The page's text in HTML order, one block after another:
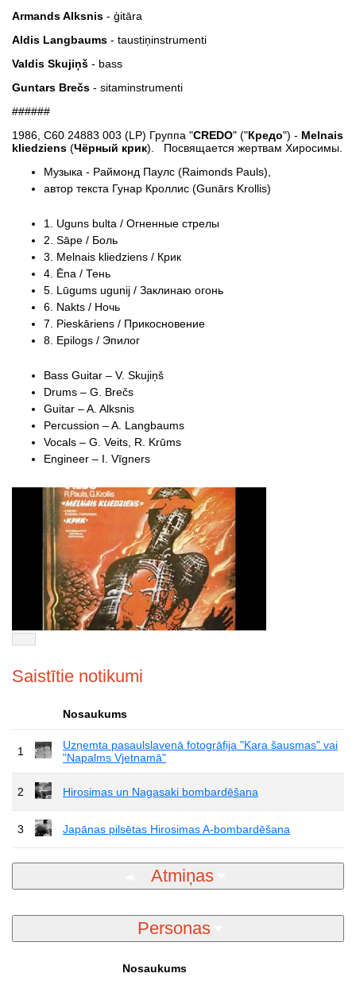
Armands Alksnis - ģitāra
Aldis Langbaums - taustiņinstrumenti
Valdis Skujiņš - bass
Guntars Brečs - sitaminstrumenti
######
1986, C60 24883 003 (LP) Группа "CREDO" ("Кредо") - Melnais
kliedziens (Чёрный крик). Посвящается жертвам Хиросимы.
Музыка - Раймонд Паулс (Raimonds Pauls),
автор текста Гунар Кроллис (Gunārs Krollis)
1. Uguns bulta / Огненные стрелы
2. Sāpe / Боль
3. Melnais kliedziens / Крик
4. Ēna / Тень
5. Lūgums ugunij / Заклинаю огонь
6. Nakts / Ночь
7. Pieskāriens / Прикосновение
8. Epilogs / Эпилог
Bass Guitar – V. Skujiņš
Drums – G. Brečs
Guitar – A. Alksnis
Percussion – A. Langbaums
Vocals – G. Veits, R. Krūms
Engineer – I. Vīgners
Saistītie notikumi
Nosaukums
1
Uzņemta pasaulslavenā fotogrāfija "Kara šausmas" vai
"Napalms Vjetnamā"
2 Hirosimas un Nagasaki bombardēšana
3 Japānas pilsētas Hirosimas A-bombardēšana
Atmiņas
Personas
Nosaukums